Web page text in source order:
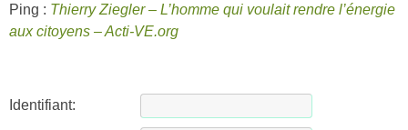
Ping : Thierry Ziegler – L’homme qui voulait rendre l’énergie
aux citoyens – Acti-VE.org
Identifiant: